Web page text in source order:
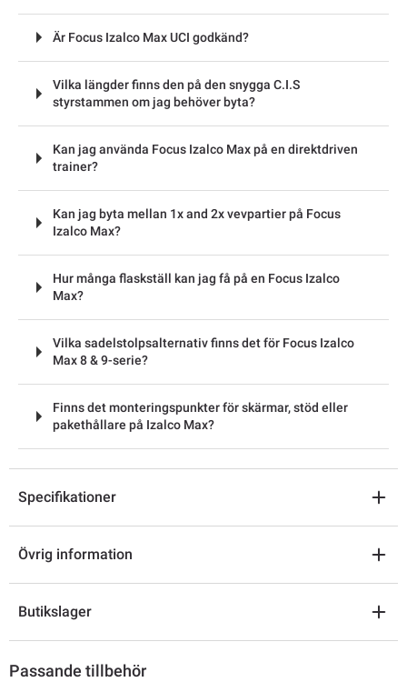
Är Focus Izalco Max UCI godkänd?
Vilka längder finns den på den snygga C.I.S
styrstammen om jag behöver byta?
Kan jag använda Focus Izalco Max på en direktdriven
trainer?
Kan jag byta mellan 1x and 2x vevpartier på Focus
Izalco Max?
Hur många flaskställ kan jag få på en Focus Izalco
Max?
Vilka sadelstolpsalternativ finns det för Focus Izalco
Max 8 & 9-serie?
Finns det monteringspunkter för skärmar, stöd eller
pakethållare på Izalco Max?
Specifikationer
Övrig information
Butikslager
Passande tillbehör